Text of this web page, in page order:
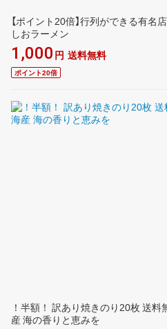
【ポイント20倍】行列ができる有名
しおラーメン
1,000 円 送料無料
ポイント20倍
！半額！ 訳あり焼きのり20枚 送
産 海の香りと恵みを